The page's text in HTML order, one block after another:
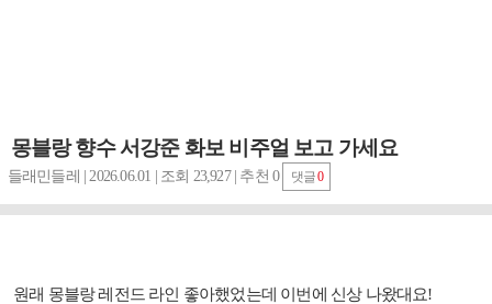
몽블랑 향수 서강준 화보 비주얼 보고 가세요
들래민들레 | 2026.06.01 | 조회 23,927 | 추천 0 댓글0
원래 몽블랑 레전드 라인 좋아했었는데 이번에 신상 나왔대요!